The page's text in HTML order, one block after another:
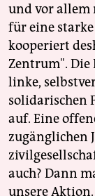
und vor allem
für eine
kooperiert
Zentrum". Die
linke,
solidarischen
auf. Eine
zugänglichen
auch? Dann
unsere Aktion.